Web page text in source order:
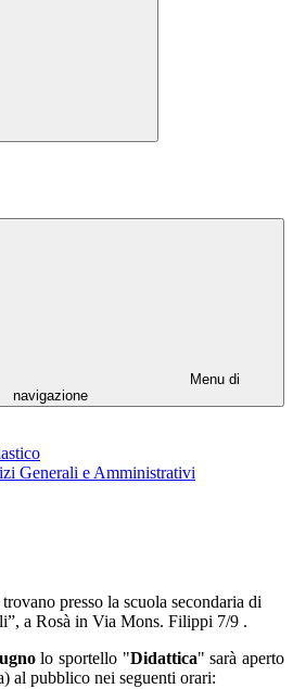
Menu di
navigazione
Generali e Amministrativi
presso la scuola secondaria di
a Rosà in Via Mons. Filippi 7/9 .
lo sportello "Didattica" sarà aperto
al pubblico nei seguenti orari: